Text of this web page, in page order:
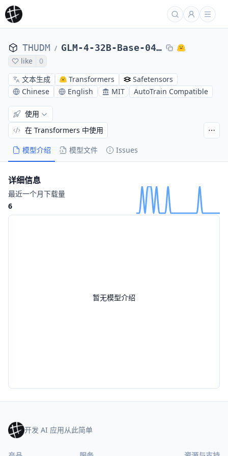
THUDM / GLM-4-32B-Base-0414
like
0
文本生成
Transformers
Safetensors
Chinese
English MIT AutoTrain Compatible
模型介绍 模型文件 Issues
使用
在 Transformers 中使用
暂无模型介绍
详细信息
最近一个月下载量
6
开发 AI 应用从此简单